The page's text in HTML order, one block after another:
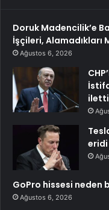
Doruk Madencilik’e
İşçileri, Alamadıkları
Ağustos 6, 2026
eridi
GoPro hissesi neden
Ağustos 6, 2026